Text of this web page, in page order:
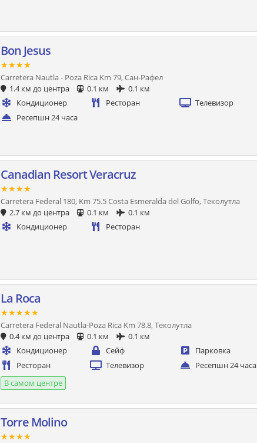
Bon Jesus
★★★★
Carretera Nautla - Poza Rica Km 79, Сан-Рафел
1.4 км до центра
0.1 км
0.1 км
Кондиционер
Ресторан
Телевизор
Ресепшн 24 часа
Canadian Resort Veracruz
★★★★
Carretera Federal 180, Km 75.5 Costa Esmeralda del Golfo, Теколутла
2.7 км до центра
0.1 км
0.1 км
Кондиционер
Ресторан
La Roca
★★★★★
Carretera Federal Nautla-Poza Rica Km 78.8, Теколутла
0.4 км до центра
0.1 км
0.1 км
Кондиционер
Сейф
Парковка
Ресторан
Телевизор
Ресепшн 24 часа
В самом центре
Torre Molino
★★★★